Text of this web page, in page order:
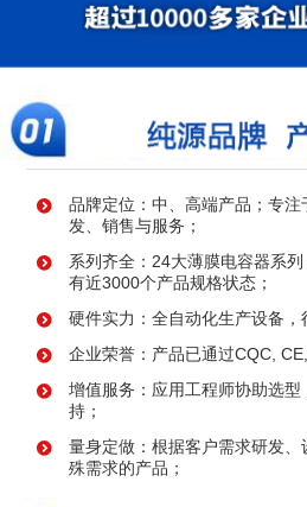
品牌定位：中、高端产品；专
发、销售与服务；
系列齐全：24大薄膜电容器系列
有近3000个产品规格状态；
硬件实力：全自动化生产设备，
企业荣誉：产品已通过CQC,
增值服务：应用工程师协助选
持；
量身定做：根据客户需求研发
殊需求的产品；